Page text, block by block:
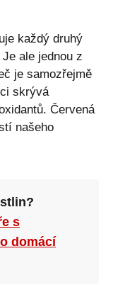
každý druhý
ale jednou z
je samozřejmě
skrývá
Červená
našeho
s
domácí